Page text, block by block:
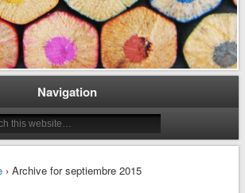
Navigation
› Archive for septiembre 2015